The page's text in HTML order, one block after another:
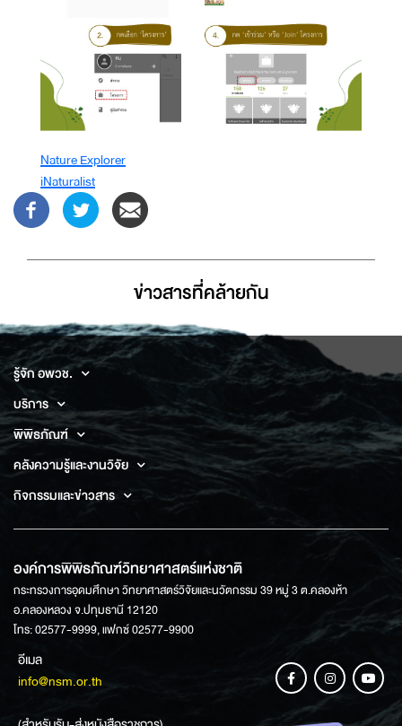
Nature Explorer
iNaturalist
ข่าวสารที่่คล้ายกัน
รู้จัก อพวช.
บริการ
พิพิธภัณฑ์
คลังความรู้และงานวิจัย
กิจกรรมและข่าวสาร
องค์การพิพิธภัณฑ์วิทยาศาสตร์แห่งชาติ
กระทรวงการอุดมศึกษา วิทยาศาสตร์วิจัยและนวัตกรรม 39 หมู่ 3 ต.คลองห้า
อ.คลองหลวง จ.ปทุมธานี 12120
โทร: 02577-9999, แฟกซ์ 02577-9900
อีเมล
info@nsm.or.th